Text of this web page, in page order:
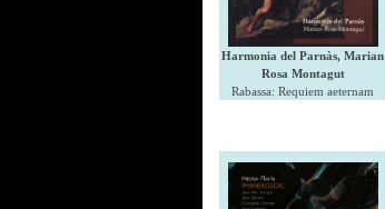
Harmonia del Parnàs, Marian
Rosa Montagut
Rabassa: Requiem aeternam